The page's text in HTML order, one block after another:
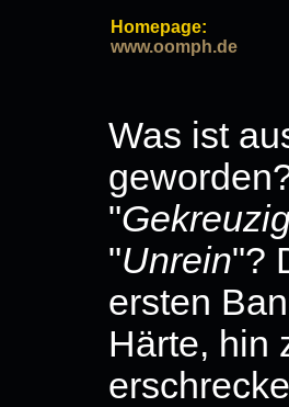
Homepage:
www.oomph.de
Was ist
"
"Unrein"?
ersten
Härte, hin